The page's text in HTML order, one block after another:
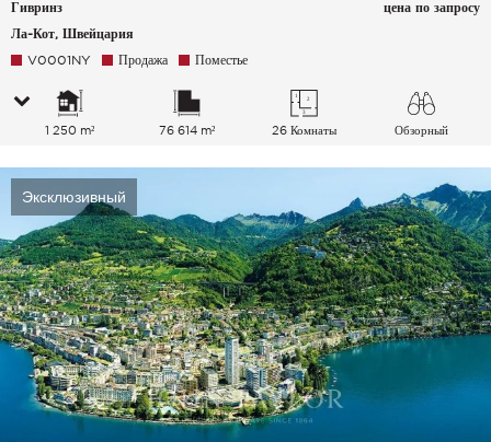
Гивринз
Ла-Кот, Швейцария
цена по запросу
V0001NY Продажа Поместье
1 250 m² 76 614 m² 26 Комнаты
Обзорный
Эксклюзивный